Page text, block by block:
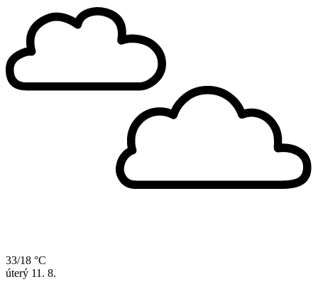
33/18 °C
úterý 11. 8.